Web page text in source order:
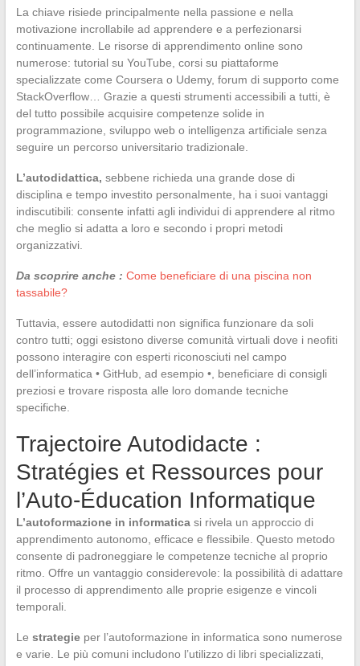
La chiave risiede principalmente nella passione e nella
motivazione incrollabile ad apprendere e a perfezionarsi
continuamente. Le risorse di apprendimento online sono
numerose: tutorial su YouTube, corsi su piattaforme
specializzate come Coursera o Udemy, forum di supporto come
StackOverflow… Grazie a questi strumenti accessibili a tutti, è
del tutto possibile acquisire competenze solide in
programmazione, sviluppo web o intelligenza artificiale senza
seguire un percorso universitario tradizionale.
L’autodidattica, sebbene richieda una grande dose di
disciplina e tempo investito personalmente, ha i suoi vantaggi
indiscutibili: consente infatti agli individui di apprendere al ritmo
che meglio si adatta a loro e secondo i propri metodi
organizzativi.
Da scoprire anche : Come beneficiare di una piscina non
tassabile?
Tuttavia, essere autodidatti non significa funzionare da soli
contro tutti; oggi esistono diverse comunità virtuali dove i neofiti
possono interagire con esperti riconosciuti nel campo
dell’informatica • GitHub, ad esempio •, beneficiare di consigli
preziosi e trovare risposta alle loro domande tecniche
specifiche.
Trajectoire Autodidacte :
Stratégies et Ressources pour
l’Auto-Éducation Informatique
L’autoformazione in informaticasi rivela un approccio di
apprendimento autonomo, efficace e flessibile. Questo metodo
consente di padroneggiare le competenze tecniche al proprio
ritmo. Offre un vantaggio considerevole: la possibilità di adattare
il processo di apprendimento alle proprie esigenze e vincoli
temporali.
Le strategieper l’autoformazione in informatica sono numerose
e varie. Le più comuni includono l’utilizzo di libri specializzati,